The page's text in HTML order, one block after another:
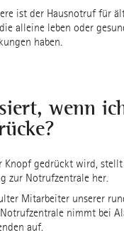
ist der Hausnotruf für
alleine leben oder
haben.
wenn
Knopf gedrückt wird,
zur Notrufzentrale her.
Mitarbeiter unserer
nimmt bei
auf.